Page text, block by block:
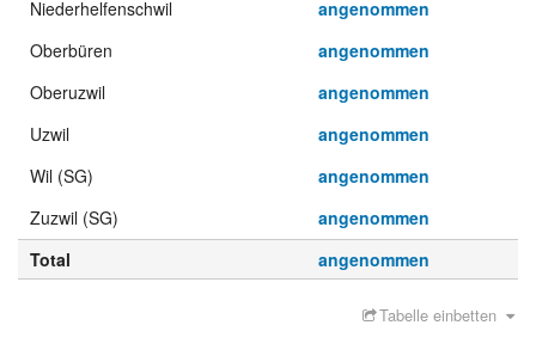
Niederhelfenschwil
angenommen
Oberbüren
angenommen
Oberuzwil
angenommen
Uzwil
angenommen
Wil (SG)
angenommen
Zuzwil (SG)
angenommen
Total
angenommen
Tabelle einbetten